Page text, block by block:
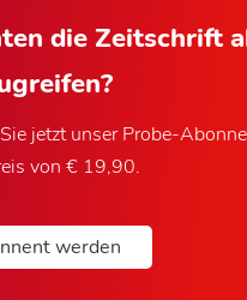
die Zeitschrift
jetzt unser Probe-
von € 19,90.
werden